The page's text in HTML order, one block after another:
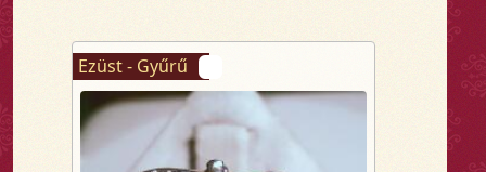
Ezüst - Gyűrű